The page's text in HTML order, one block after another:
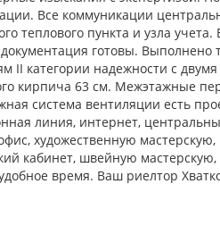
Все коммуникации
теплового пункта и узла
готовы. Выполнено
II категории надежности с
кирпича 63 см. Межэтажные
система вентиляции есть
линия, интернет,
художественную
кабинет, швейную мастерскую,
время. Ваш риелтор